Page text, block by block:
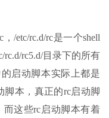
/etc/rc.d/rc是一个shell
rc5.d/目录下的所有
的启动脚本实际上都是
脚本，真正的rc启动脚
而这些rc启动脚本有着